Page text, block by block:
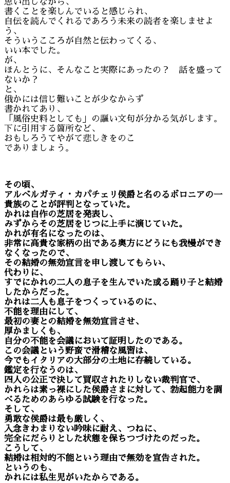
思い出しながら、
書くことを楽しんでいると感じられ、
自伝を読んでくれるであろう未来の読者を楽しませよ
う、
そういうこころが自然と伝わってくる、
いい本でした。
が、
ほんとうに、そんなこと実際にあったの？ 話を盛って
ないか？
と、
俄かには信じ難いことが少なからず
書かれてあり、
「風俗史料としても」の謳い文句が分かる気がします。
下に引用する箇所など、
おもしろうてやがて悲しきをのこ
でありましょう。
その頃、
アルベルガティ・カパチェリ侯爵と名のるボロニアの一
貴族のことが評判となっていた。
かれは自作の芝居を発表し、
みずからその芝居をじつに上手に演じていた。
かれが有名になったのは、
非常に高貴な家柄の出である奥方にどうにも我慢ができ
なくなったので、
その結婚の無効宣言を申し渡してもらい、
代わりに、
すでにかれの二人の息子を生んでいた或る踊り子と結婚
したからだった。
かれは二人も息子をつくっているのに、
不能を理由にして、
最初の妻との結婚を無効宣言させ、
厚かましくも、
自分の不能を会議において証明したのである。
この会議という野蛮で滑稽な風習は、
今でもイタリアの大部分の土地に存続している。
鑑定を行なうのは、
四人の公正で決して買収されたりしない裁判官で、
かれらは素っ裸にした侯爵さまに対して、勃起能力を調
べるためのあらゆる試験を行なった。
そして、
勇敢な侯爵は最も厳しく、
入念きわまりない吟味に耐え、つねに、
完全にだらりとした状態を保ちつづけたのだった。
こうして、
結婚は相対的不能という理由で無効を宣告された。
というのも、
かれには私生児がいたからである。